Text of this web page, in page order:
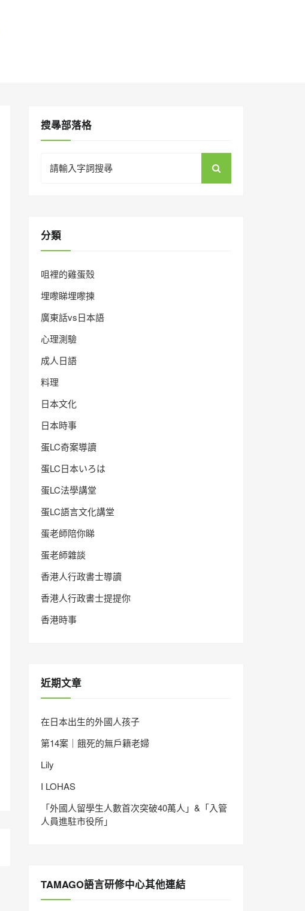
搜㝷部落格
for:
分類
咀裡的雞蛋殼
埋嚟睇埋嚟揀
廣東話vs日本語
心理測驗
成人日語
料理
日本文化
日本時事
蛋LC奇案導讀
蛋LC日本いろは
蛋LC法學講堂
蛋LC語言文化講堂
蛋老師陪你睇
蛋老師雜談
香港人行政書士導讀
香港人行政書士提提你
香港時事
近期文章
在日本出生的外國人孩子
第14案｜餓死的無戶籍老婦
Lily
I LOHAS
「外國人留學生人數首次突破40萬人」&「入管
人員進駐市役所」
TAMAGO語言研修中心其他連結